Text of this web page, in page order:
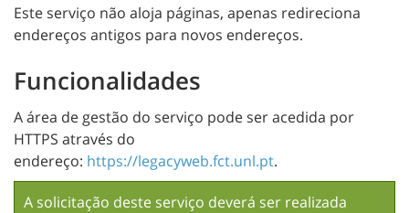
Este serviço não aloja páginas, apenas redireciona
endereços antigos para novos endereços.
Funcionalidades
A área de gestão do serviço pode ser acedida por
HTTPS através do
endereço: https://legacyweb.fct.unl.pt.
A solicitação deste serviço deverá ser realizada